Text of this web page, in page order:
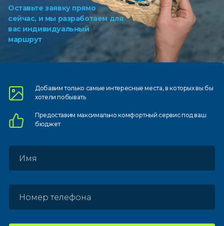
Оставьте заявку прямо
сейчас, и мы разработаем для
вас индивидуальный
маршрут
Добавим только самыеинтересные места, в которыхвы бы
хотели побывать
Предоставим максимально комфортныйсервис под ваш
бюджет